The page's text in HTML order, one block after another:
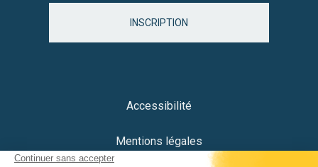
INSCRIPTION
Accessibilité
Mentions légales